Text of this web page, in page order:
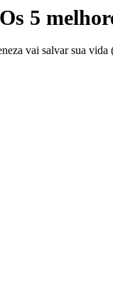
Os 5
vai salvar sua vida